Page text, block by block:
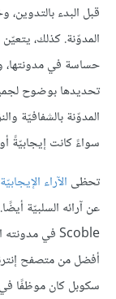
قبل البدء
المدوّنة. كذلك،
حساسة في
تحديدها بوضوح
المدوّنة بالشفافيّة
سواءً كانت إيجابيّةً
تحظى الآراء الإيجابيّة
Scoble في مدونته الشهيرة
أفضل من متصفح
سكوبل كان موظفًا